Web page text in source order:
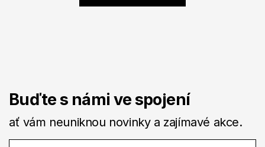
Buďte s námi ve spojení
ať vám neuniknou novinky a zajímavé akce.